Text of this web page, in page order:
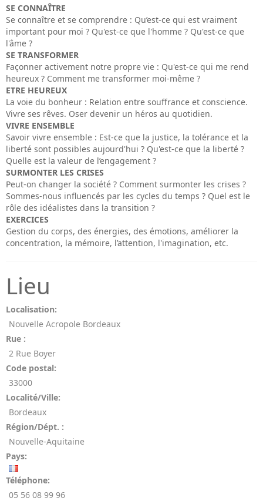
SE CONNAÎTRE
Se connaître et se comprendre : Qu’est-ce qui est vraiment
important pour moi ? Qu'est-ce que l'homme ? Qu'est-ce que
l'âme ?
SE TRANSFORMER
Façonner activement notre propre vie : Qu'est-ce qui me rend
heureux ? Comment me transformer moi-même ?
ETRE HEUREUX
La voie du bonheur : Relation entre souffrance et conscience.
Vivre ses rêves. Oser devenir un héros au quotidien.
VIVRE ENSEMBLE
Savoir vivre ensemble : Est-ce que la justice, la tolérance et la
liberté sont possibles aujourd'hui ? Qu'est-ce que la liberté ?
Quelle est la valeur de l’engagement ?
SURMONTER LES CRISES
Peut-on changer la société ? Comment surmonter les crises ?
Sommes-nous influencés par les cycles du temps ? Quel est le
rôle des idéalistes dans la transition ?
EXERCICES
Gestion du corps, des énergies, des émotions, améliorer la
concentration, la mémoire, l’attention, l'imagination, etc.
Lieu
Localisation:
Nouvelle Acropole Bordeaux
Rue :
2 Rue Boyer
Code postal:
33000
Localité/Ville:
Bordeaux
Région/Dépt. :
Nouvelle-Aquitaine
Pays:
Téléphone:
05 56 08 99 96